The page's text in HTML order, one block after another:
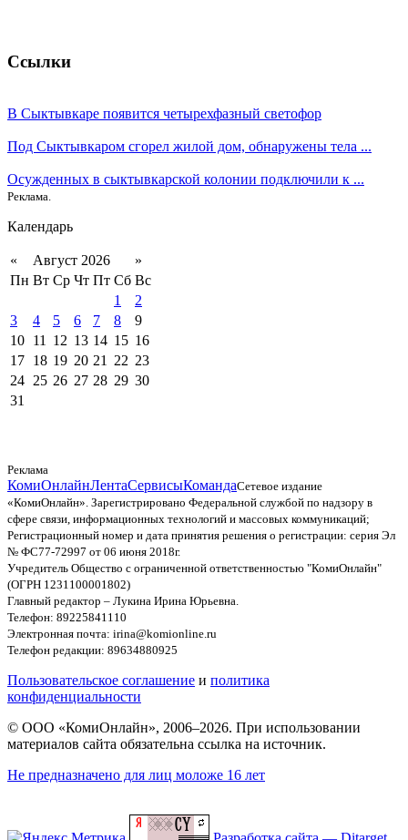
Ссылки
В Сыктывкаре появится четырехфазный светофор
Под Сыктывкаром сгорел жилой дом, обнаружены тела ...
Осужденных в сыктывкарской колонии подключили к ...
Реклама.
Календарь
« Август 2026
»
Пн Вт Ср Чт Пт Сб Вс
1
2
3
4 5 6 7 8
9
10 11 12 13 14 15 16
17 18 19 20 21 22 23
24 25 26 27 28 29 30
31
Реклама
КомиОнлайнЛентаСервисыКомандаСетевое издание
«КомиОнлайн». Зарегистрировано Федеральной службой по надзору в
сфере связи, информационных технологий и массовых коммуникаций;
Регистрационный номер и дата принятия решения о регистрации: серия Эл
№ ФС77-72997 от 06 июня 2018г.
Учредитель Общество с ограниченной ответственностью "КомиОнлайн"
(ОГРН 1231100001802)
Главный редактор – Лукина Ирина Юрьевна.
Телефон: 89225841110
Электронная почта: irina@komionline.ru
Телефон редакции: 89634880925
Пользовательское соглашение и политика
конфиденциальности
© ООО «КомиОнлайн», 2006–2026. При использовании
материалов сайта обязательна ссылка на источник.
Не предназначено для лиц моложе 16 лет